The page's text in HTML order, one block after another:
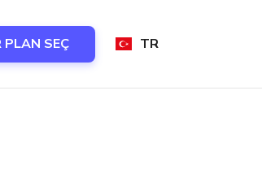
PLAN SEÇ TR